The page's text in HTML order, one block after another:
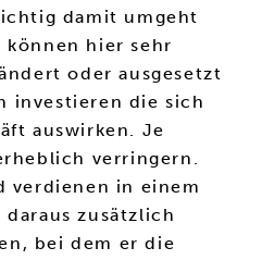
damit umgeht
können hier sehr
oder ausgesetzt
investieren die sich
auswirken. Je
verringern.
verdienen in einem
zusätzlich
bei dem er die